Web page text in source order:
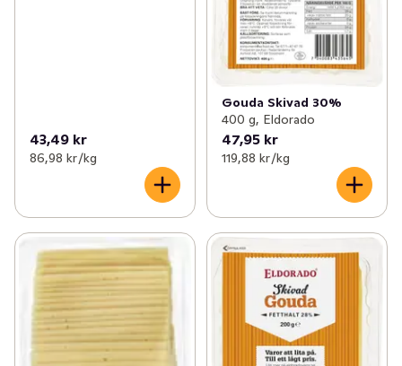
43,49 kr
86,98 kr /kg
Gouda Skivad 30%
400 g, Eldorado
47,95 kr
119,88 kr /kg